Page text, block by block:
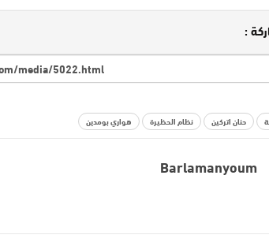
:
حنان اتركين نظام الحظيرة هواري بومدين
Barlamanyoum